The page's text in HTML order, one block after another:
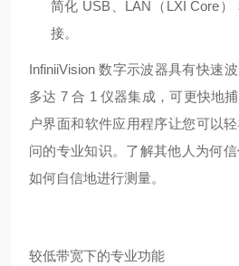
简化 USB、LAN（LXI Core
接。
InfiniiVision 数字示波器具有快速
多达 7 合 1 仪器集成，可更快地
户界面和软件应用程序让您可以
问的专业知识。了解其他人为何
如何自信地进行测量。
较低带宽下的专业功能